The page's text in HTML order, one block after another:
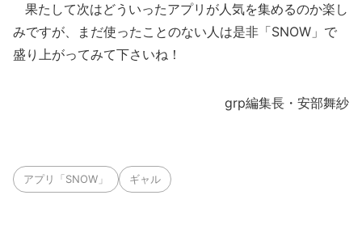
果たして次はどういったアプリが人気を集めるのか楽し
みですが、まだ使ったことのない人は是非「SNOW」で
盛り上がってみて下さいね！
grp編集長・安部舞紗
アプリ「SNOW」 ギャル